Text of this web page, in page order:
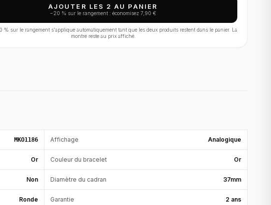
AJOUTER LES 2 AU PANIER
−20 % sur le rangement : économisez 7,90 €
% sur le rangement s'applique automatiquement tant que les deux produits restent dans le panier. La
montre reste au prix affiché.
MKO1186 Affichage Analogique
Or Couleur du bracelet Or
Non Diamètre du cadran 37mm
Ronde Garantie 2 ans